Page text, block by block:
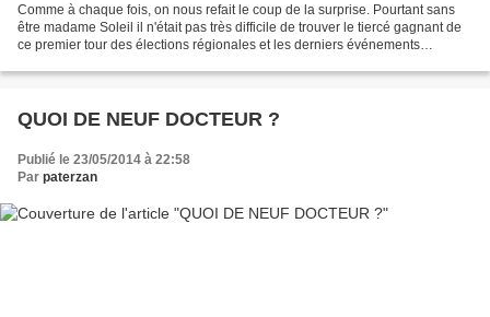
Comme à chaque fois, on nous refait le coup de la surprise. Pourtant sans
être madame Soleil il n'était pas très difficile de trouver le tiercé gagnant de
ce premier tour des élections régionales et les derniers événements
QUOI DE NEUF DOCTEUR ?
Publié le 23/05/2014 à 22:58
Par paterzan